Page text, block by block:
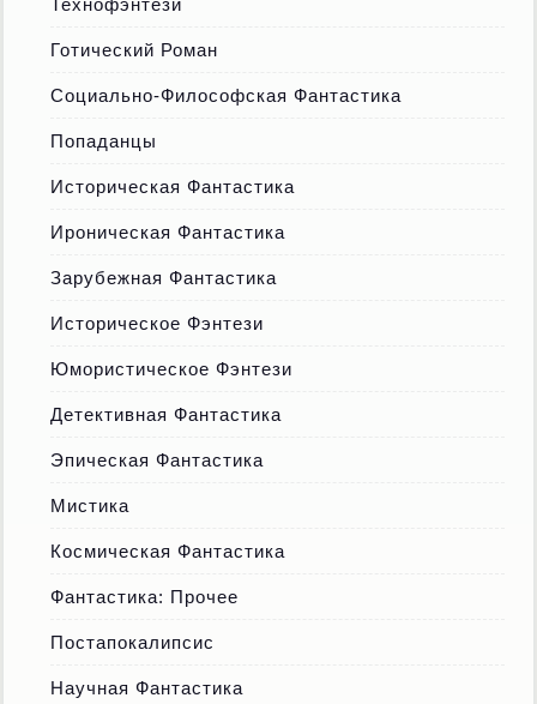
Готический Роман
Социально-Философская Фантастика
Попаданцы
Историческая Фантастика
Ироническая Фантастика
Зарубежная Фантастика
Историческое Фэнтези
Юмористическое Фэнтези
Детективная Фантастика
Эпическая Фантастика
Мистика
Космическая Фантастика
Фантастика: Прочее
Постапокалипсис
Научная Фантастика